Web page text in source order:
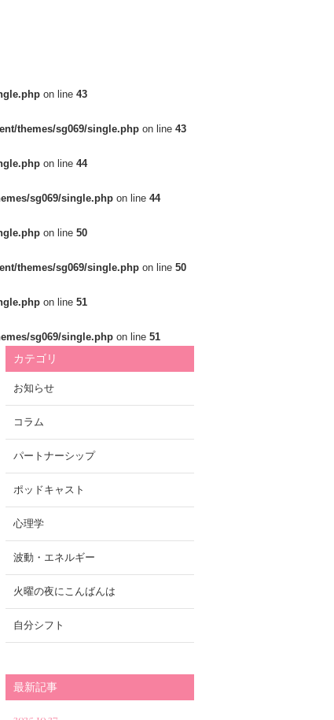
on line 43
themes/sg069/single.php on line 43
on line 44
sg069/single.php on line 44
on line 50
themes/sg069/single.php on line 50
on line 51
sg069/single.php on line 51
カテゴリ
お知らせ
コラム
パートナーシップ
ポッドキャスト
心理学
波動・エネルギー
火曜の夜にこんばんは
自分シフト
最新記事